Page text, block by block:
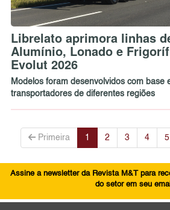
Librelato aprimora linhas
Alumínio, Lonado e
Evolut 2026
Modelos foram desenvolvidos com base
transportadores de diferentes regiões
Primeira 1 2 3 4 5
Assine a newsletter da Revista M&T para
do setor em seu